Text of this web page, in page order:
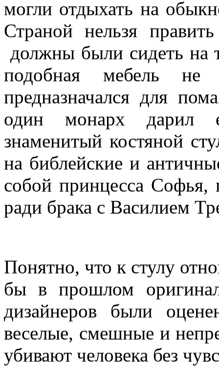
могли отдыхать на
Страной нельзя
должны были сидеть на
подобная мебель не
предназначался для
один монарх дарил
знаменитый костяной
на библейские и
собой принцесса
ради брака с Василием
Понятно, что к стулу
бы в прошлом
дизайнеров были
веселые, смешные и
убивают человека без